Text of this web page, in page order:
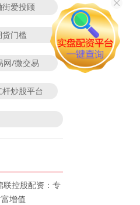
街爱投顾
货门槛
网/微交易
杆炒股平台
联控股配资：专
增值